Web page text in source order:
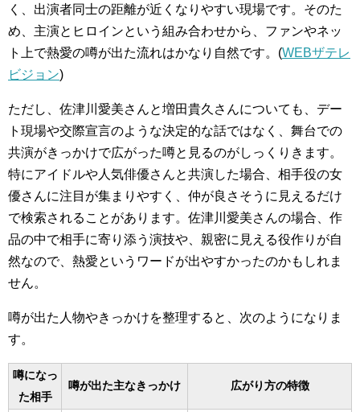
く、出演者同士の距離が近くなりやすい現場です。そのた
め、主演とヒロインという組み合わせから、ファンやネッ
ト上で熱愛の噂が出た流れはかなり自然です。(WEBザテレ
ビジョン)
ただし、佐津川愛美さんと増田貴久さんについても、デー
ト現場や交際宣言のような決定的な話ではなく、舞台での
共演がきっかけで広がった噂と見るのがしっくりきます。
特にアイドルや人気俳優さんと共演した場合、相手役の女
優さんに注目が集まりやすく、仲が良さそうに見えるだけ
で検索されることがあります。佐津川愛美さんの場合、作
品の中で相手に寄り添う演技や、親密に見える役作りが自
然なので、熱愛というワードが出やすかったのかもしれま
せん。
噂が出た人物やきっかけを整理すると、次のようになりま
す。
噂になっ
た相手
噂が出た主なきっかけ 広がり方の特徴